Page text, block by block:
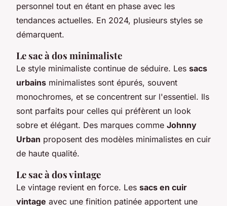
personnel tout en étant en phase avec les
tendances actuelles. En 2024, plusieurs styles se
démarquent.
Le sac à dos minimaliste
Le style minimaliste continue de séduire. Les sacs
urbains minimalistes sont épurés, souvent
monochromes, et se concentrent sur l'essentiel. Ils
sont parfaits pour celles qui préfèrent un look
sobre et élégant. Des marques comme Johnny
Urban proposent des modèles minimalistes en cuir
de haute qualité.
Le sac à dos vintage
Le vintage revient en force. Les sacs en cuir
vintage avec une finition patinée apportent une